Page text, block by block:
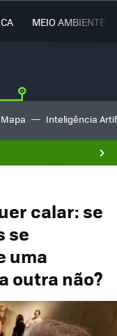
MEIO AMBIENTE
Mapa Inteligência
calar: se
se
uma
outra não?